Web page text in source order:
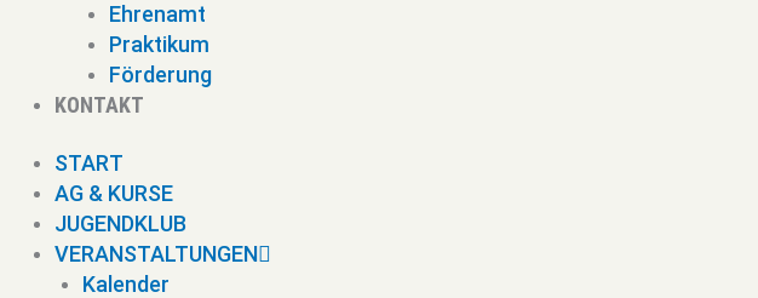
Ehrenamt
Praktikum
Förderung
KONTAKT
START
AG & KURSE
JUGENDKLUB
VERANSTALTUNGEN
Kalender